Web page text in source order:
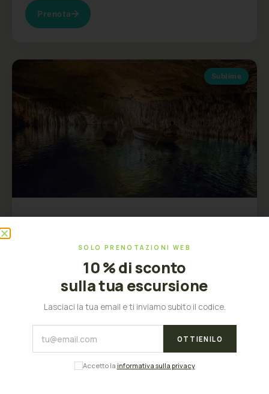
Prenota
Sublime
PRIVATO)
Tutti i giorni
Da 690€
Immergiti in un tour privato in un regno di stalattiti e
sul Lago Martel.
SOLO PRENOTAZIONI WEB
10 % di sconto
sulla tua escursione
Lasciaci la tua email e ti inviamo subito il codice.
OTTIENILO
Accetto la informativa sulla privacy